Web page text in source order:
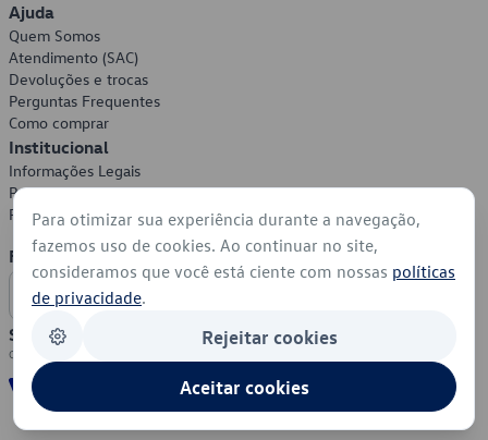
Ajuda
Quem Somos
Atendimento (SAC)
Devoluções e trocas
Perguntas Frequentes
Como comprar
Institucional
Informações Legais
Política de Privacidade
Política de Cookies
Formas de Pagamento
Segurança
Para otimizar sua experiência durante a navegação,
fazemos uso de cookies. Ao continuar no site,
consideramos que você está ciente com nossas políticas
de privacidade.
Rejeitar cookies
Aceitar cookies